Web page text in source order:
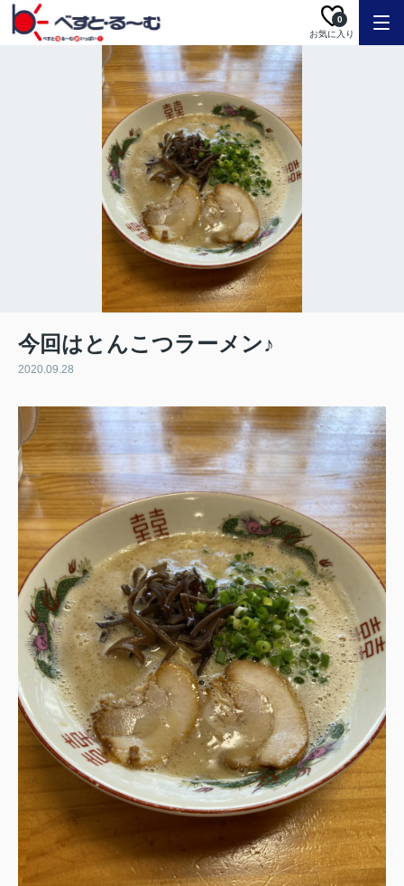
お気に入り
0
今回はとんこつラーメン♪
2020.09.28